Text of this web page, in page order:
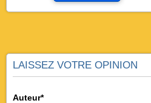
LAISSEZ VOTRE OPINION
Auteur*